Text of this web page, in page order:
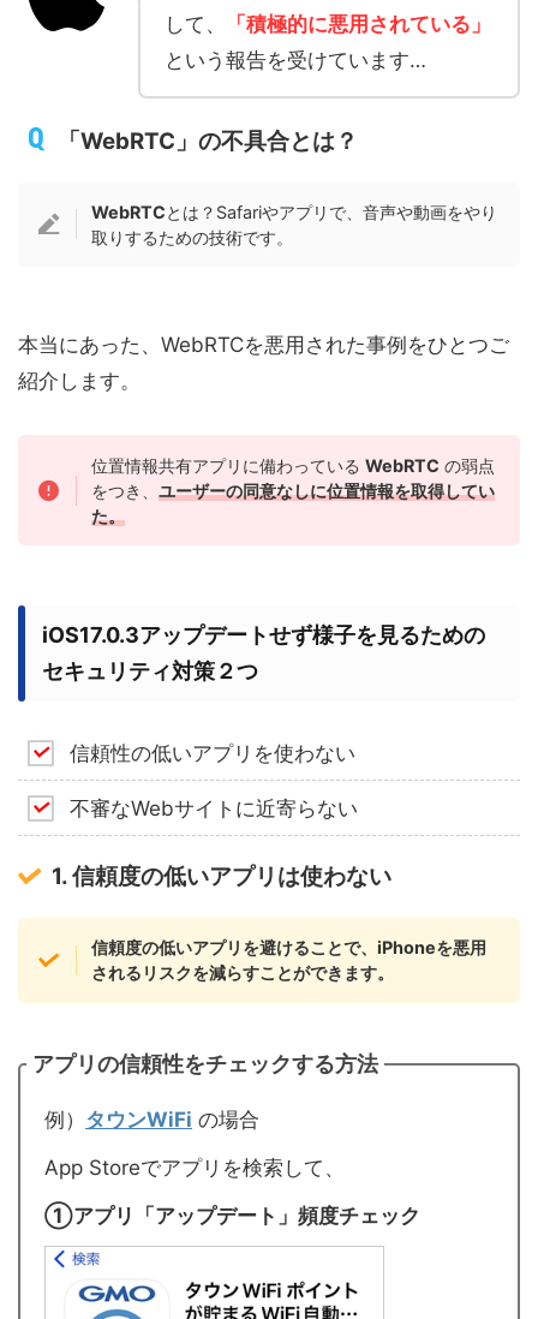
して、 「積極的に悪用されている 」
という報告を受けています…
「WebRTC」の不具合とは？
WebRTCとは？Safariやアプリで、音声や動画をやり
取りするための技術です。
本当にあった、WebRTCを悪用された事例をひとつご
紹介します。
位置情報共有アプリに備わっているWebRTC の弱点
をつき、ユーザーの同意なしに位置情報を取得してい
た。
iOS17.0.3アップデートせず様子を見るための
セキュリティ対策２つ
信頼性の低いアプリを使わない
不審なWebサイトに近寄らない
1. 信頼度の低いアプリは使わない
信頼度の低いアプリを避けることで、iPhoneを悪用
されるリスクを減らすことができます。
アプリの信頼性をチェックする方法
例） タウンWiFi の場合
App Storeでアプリを検索して、
①アプリ「アップデート」頻度チェック